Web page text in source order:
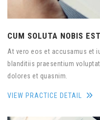
CUM SOLUTA NOBIS EST
At vero eos et accusamus et
blanditiis praesentium
dolores et quasnim.
VIEW PRACTICE DETAIL